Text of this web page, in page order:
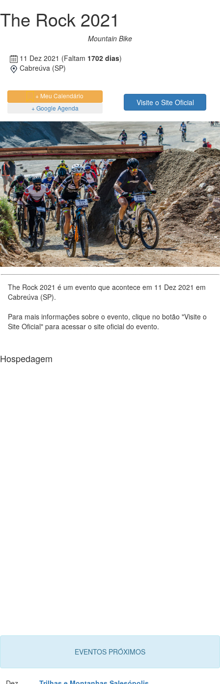
The Rock 2021
Mountain Bike
11 Dez 2021 (Faltam 1702 dias)
Cabreúva (SP)
+ Meu Calendário
+ Google Agenda
Visite o Site Oficial
The Rock 2021 é um evento que acontece em 11 Dez 2021 em
Cabreúva (SP).
Para mais informações sobre o evento, clique no botão "Visite o
Site Oficial" para acessar o site oficial do evento.
Hospedagem
EVENTOS PRÓXIMOS